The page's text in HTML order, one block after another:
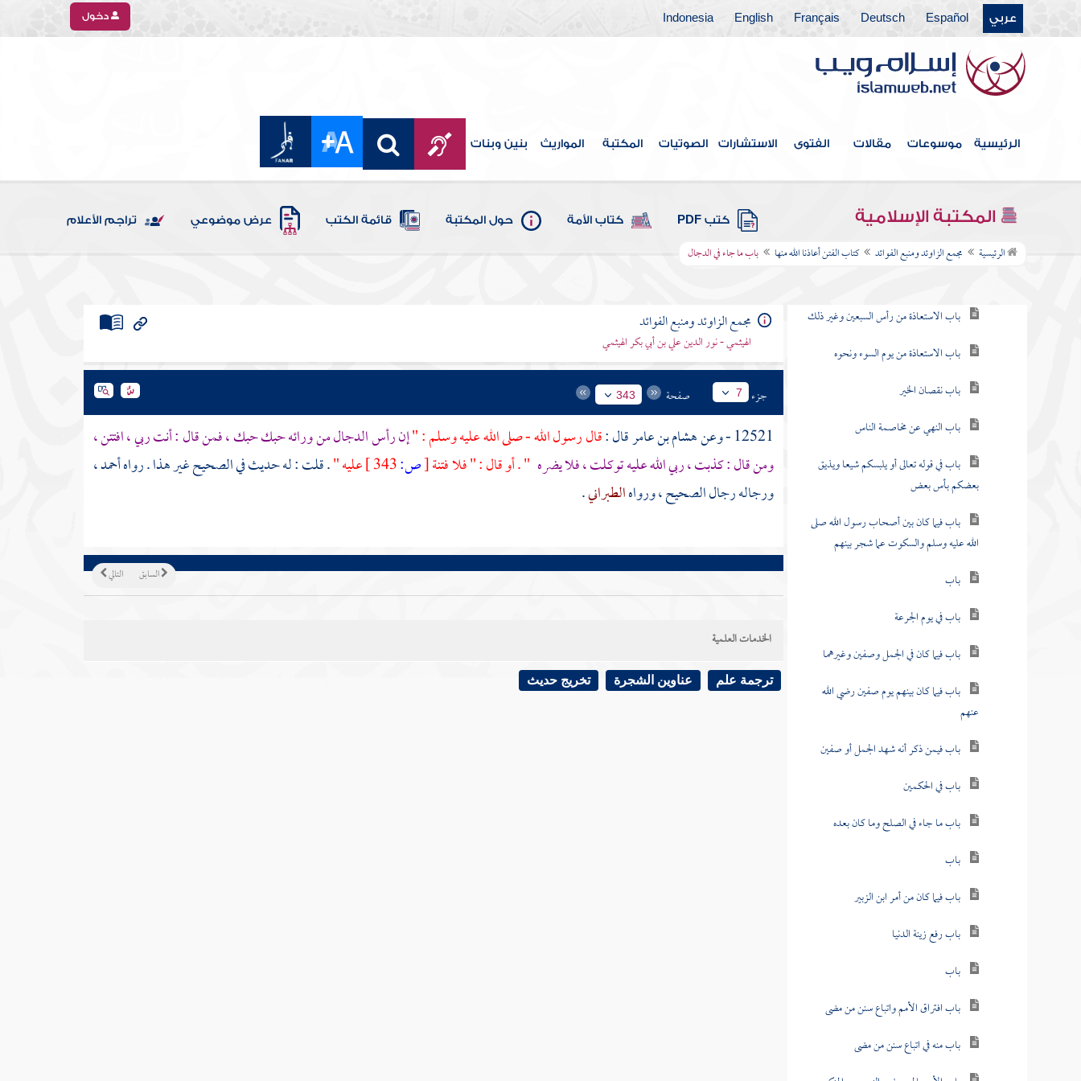
عربي Español
Deutsch
Français
English
Indonesia دخول
الرئيسية موسوعات مقالات الفتوى الاستشارات الصوتيات المكتبة المواريث بنين وبنات
المكتبة الإسلامية كتب PDF كتاب الأمة حول المكتبة قائمة الكتب عرض موضوعي تراجم الأعلام
الرئيسية مجمع الزاوئد ومنبع الفوائد كتاب الفتن أعاذنا الله منها باب ما جاء في الدجال
كتاب قتال أهل البغي
كتاب الحدود والديات
كتاب الديات
كتاب التفسير
كتاب التعبير
كتاب القدر
كتاب الفتن أعاذنا الله منها
باب الاستعاذة من رأس السبعين وغير ذلك
باب الاستعاذة من يوم السوء ونحوه
باب نقصان الخير
باب النهي عن مخاصمة الناس
باب في قوله تعالى أو يلبسكم شيعا ويذيق
بعضكم بأس بعض
باب فيما كان بين أصحاب رسول الله صلى
الله عليه وسلم والسكوت عما شجر بينهم
باب
باب في يوم الجرعة
باب فيما كان في الجمل وصفين وغيرهما
باب فيما كان بينهم يوم صفين رضي الله
عنهم
باب فيمن ذكر أنه شهد الجمل أو صفين
باب في الحكمين
باب ما جاء في الصلح وما كان بعده
باب
باب فيما كان من أمر ابن الزبير
باب رفع زينة الدنيا
باب
باب افتراق الأمم واتباع سنن من مضى
باب منه في اتباع سنن من مضى
مجمع الزاوئد ومنبع الفوائد
الهيثمي - نور الدين علي بن أبي بكر الهيثمي
جزء 7 صفحة 343
12521 - وعن هشام بن عامرقال :قال رسول الله - صلى الله عليه وسلم : "إن رأسالدجالمن ورائه حبك حبك ، فمن قال : أنت ربي ، افتتن ،
ومن قال : كذبت ، ربي الله عليه توكلت ، فلا يضره " . أو قال : " فلا فتنة[ص: عليه ". قلت : له حديث في الصحيح غير هذا . رواهأحمد،
ورجاله رجال الصحيح ، ورواهالطبراني.
التالي السابق
الخدمات العلمية
ترجمة علم عناوين الشجرة تخريج حديث